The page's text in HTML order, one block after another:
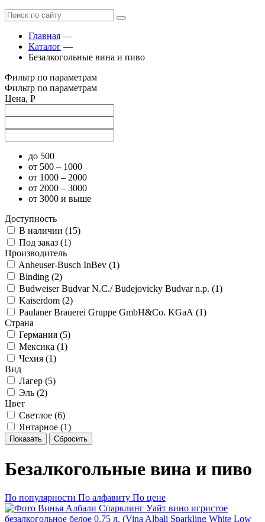
Главная —
Каталог —
Безалкогольные вина и пиво
Фильтр по параметрам
Фильтр по параметрам
Цена, Р
до 500
от 500 – 1000
от 1000 – 2000
от 2000 – 3000
от 3000 и выше
Доступность
В наличии (15)
Под заказ (1)
Производитель
Anheuser-Busch InBev (1)
Binding (2)
Budweiser Budvar N.C./ Budejovicky Budvar n.p. (1)
Kaiserdom (2)
Paulaner Brauerei Gruppe GmbH&Co. KGaA (1)
Страна
Германия (5)
Мексика (1)
Чехия (1)
Вид
Лагер (5)
Эль (2)
Цвет
Светлое (6)
Янтарное (1)
Показать Сбросить
Безалкогольные вина и пиво
По популярности По алфавиту По цене